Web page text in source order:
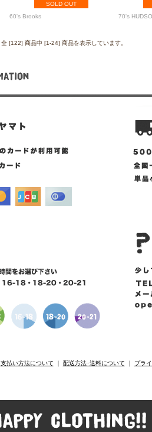
SOLD OUT
60's Brooks
70's
全 [122] 商品中 [1-24] 商品を表示しています。
支払い方法について ｜ 配送方法･送料について ｜ プラ